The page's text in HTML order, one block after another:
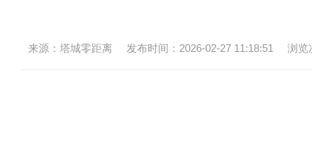
来源：塔城零距离 发布时间：2026-02-27 11:18:51 浏览